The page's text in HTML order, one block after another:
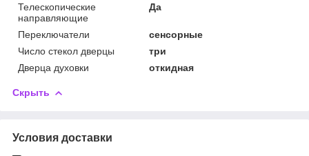
Телескопические
направляющие
Да
Переключатели
сенсорные
Число стекол дверцы
три
Дверца духовки
откидная
Скрыть
Условия доставки